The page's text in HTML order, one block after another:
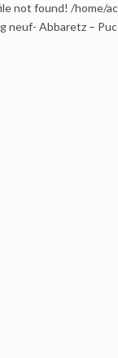
not found! /
neuf- Abbaretz –